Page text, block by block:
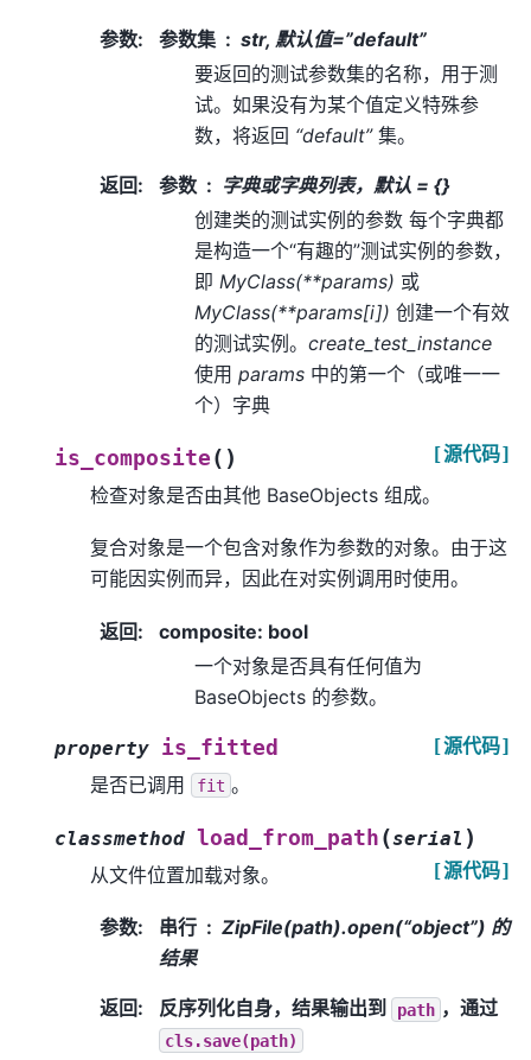
参数: 参数集
str, 默认值=”default”
要返回的测试参数集的名称，用于测
试。如果没有为某个值定义特殊参
数，将返回 “default”集。
返回: 参数
字典或字典列表，默认 = {}
创建类的测试实例的参数 每个字典都
是构造一个“有趣的”测试实例的参数，
即 MyClass(**params) 或
MyClass(**params[i]) 创建一个有效
的测试实例。 create_test_instance
使用 params 中的第一个（或唯一一
个）字典
is_composite ( ) [源代码]
检查对象是否由其他 BaseObjects 组成。
复合对象是一个包含对象作为参数的对象。由于这
可能因实例而异，因此在对实例调用时使用。
返回:
composite: bool
一个对象是否具有任何值为
BaseObjects 的参数。
property is_fitted [源代码]
是否已调用 fit 。
classmethod load_from_path (serial )
[源代码]
从文件位置加载对象。
参数: 串行
ZipFile(path).open(“object”) 的
结果
返回: 反序列化自身，结果输出到 path ，通过
cls.save(path)